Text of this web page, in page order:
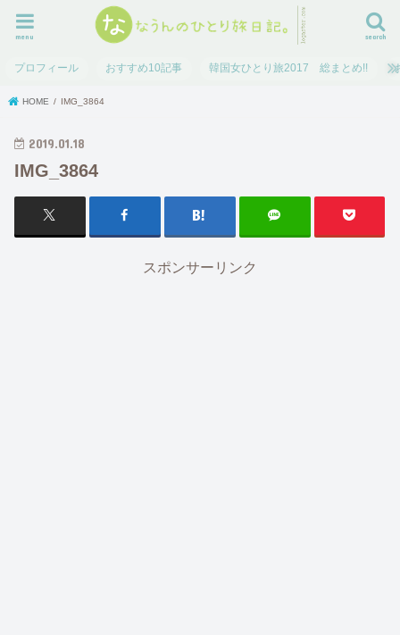
search
menu
プロフィール おすすめ10記事 韓国女ひとり旅2017 総まとめ!!
HOME IMG_3864
2019.01.18
IMG_3864
スポンサーリンク